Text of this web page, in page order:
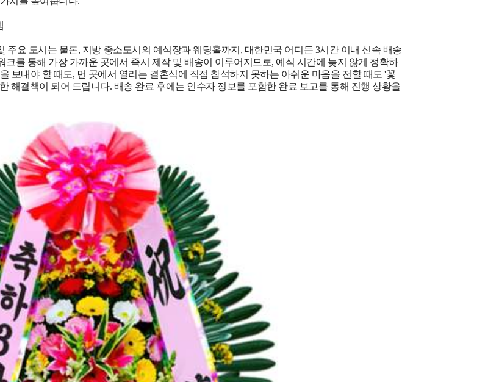
주요 도시는 물론, 지방 중소도시의 예식장과 웨딩홀까지, 대한민국 어디든 3시간 이내 신속 배송
크를 통해 가장 가까운 곳에서 즉시 제작 및 배송이 이루어지므로, 예식 시간에 늦지 않게 정확하
보내야 할 때도, 먼 곳에서 열리는 결혼식에 직접 참석하지 못하는 아쉬운 마음을 전할 때도 '꽃
해결책이 되어 드립니다. 배송 완료 후에는 인수자 정보를 포함한 완료 보고를 통해 진행 상황을